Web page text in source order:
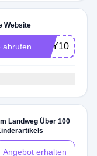
Website
abrufen NEY10
Landweg Über 100
Angebot erhalten